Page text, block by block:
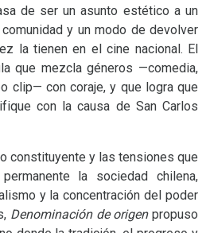
de ser un asunto estético a un
y un modo de devolver
la tienen en el cine nacional. El
que mezcla géneros —comedia,
clip— con coraje, y que logra que
con la causa de San Carlos
constituyente y las tensiones que
la sociedad chilena,
y la concentración del poder
Denominación de origenpropuso